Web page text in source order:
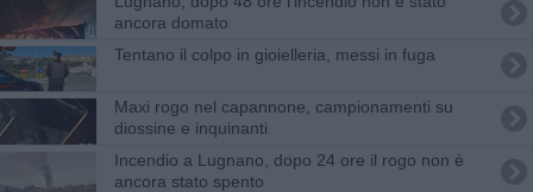
ancora domato
Tentano il colpo in gioielleria, messi in fuga
Maxi rogo nel capannone, campionamenti su
diossine e inquinanti
Incendio a Lugnano, dopo 24 ore il rogo non è
ancora stato spento